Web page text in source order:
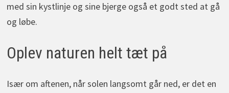
med sin kystlinje og sine bjerge også et godt sted at gå
og løbe.
Oplev naturen helt tæt på
Især om aftenen, når solen langsomt går ned, er det en